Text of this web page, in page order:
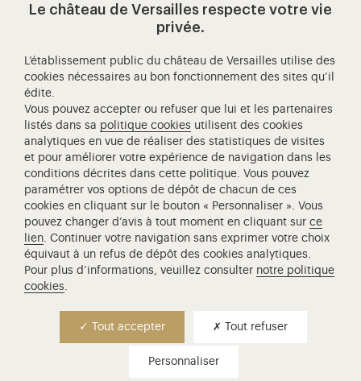
Contact presse
Recevez nos communiqués
Ressources pédagogiques
Visitez notre Facebook (ouverture dans un nouvel
Visitez notre X (ouverture dans un nouvel
Visitez notre Instagram (ouverture
Visitez notre YouTube
Visitez notre
Château de Versailles Spectacles
L'Opéra royal de Versailles
Centre de recherche du château de Versailles
Centre de Musique Baroque de Versailles
Réseau des Résidences Royales Européenne
Société des Amis de Versailles
Académie équestre nationale du domaine de Versailles
Campus Versailles
Le château de Versailles respecte votre vie
privée.
L’établissement public du château de Versailles utilise des
cookies nécessaires au bon fonctionnement des sites qu’il
édite.
Vous pouvez accepter ou refuser que lui et les partenaires
listés dans sa politique cookies utilisent des cookies
analytiques en vue de réaliser des statistiques de visites
et pour améliorer votre expérience de navigation dans les
conditions décrites dans cette politique. Vous pouvez
paramétrer vos options de dépôt de chacun de ces
cookies en cliquant sur le bouton « Personnaliser ». Vous
pouvez changer d’avis à tout moment en cliquant surce
lien. Continuer votre navigation sans exprimer votre choix
équivaut à un refus de dépôt des cookies analytiques.
Pour plus d’informations, veuillez consulter notre politique
cookies.
Tout accepter Tout refuser
Personnaliser